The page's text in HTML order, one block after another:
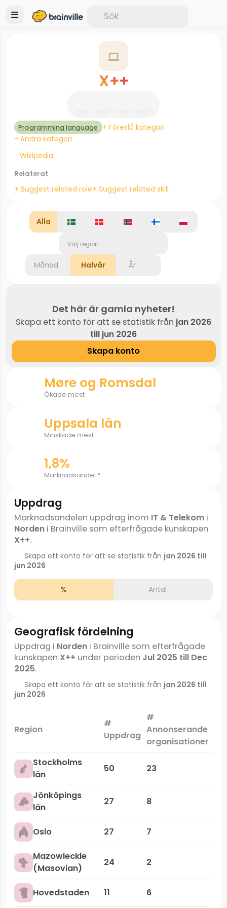
X++
Programming language + Föreslå kategori
- Ändra kategori
Wikipedia
Relaterat
+ Suggest related role+ Suggest related skill
Alla
Välj region
Månad Halvår År
Det här är gamla nyheter!
Skapa ett konto för att se statistik från jan 2026
till jun 2026
Skapa konto
Møre og Romsdal
Ökade mest
Uppsala län
Minskade mest
1,8%
Marknadsandel *
Uppdrag
Marknadsandelen uppdrag inom IT & Telekomi
Nordeni Brainville som efterfrågade kunskapen
X++.
Skapa ett konto för att se statistik från jan 2026 till
jun 2026
% Antal
Geografisk fördelning
Uppdrag i Nordeni Brainville som efterfrågade
kunskapen X++ under perioden Jul 2025 till Dec
2025.
Skapa ett konto för att se statistik från jan 2026 till
jun 2026
Region
#
Uppdrag
#
Annonserande
organisationer
Stockholms
län
50 23
Jönköpings
län
27 8
Oslo 27 7
Mazowieckie
(Masovian)
24 2
Hovedstaden 11 6